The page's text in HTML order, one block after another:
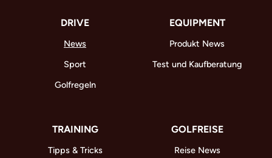
DRIVE
News
Sport
Golfregeln
EQUIPMENT
Produkt News
Test und Kaufberatung
TRAINING
Tipps & Tricks
GOLFREISE
Reise News